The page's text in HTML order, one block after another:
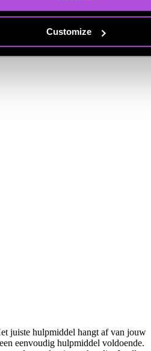
Customize
te schrijven?
juiste hulpmiddel hangt af van jouw
eenvoudig hulpmiddel voldoende.